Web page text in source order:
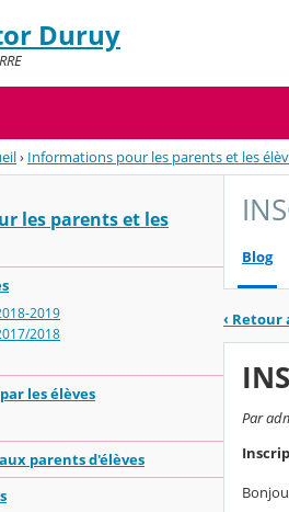
Duruy
› Informations pour les parents et les
les parents et les
2019
2018
les élèves
parents d'élèves
Blog
‹ Retour
Par